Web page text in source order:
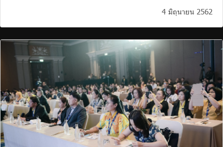
4 มิถุนายน 2562